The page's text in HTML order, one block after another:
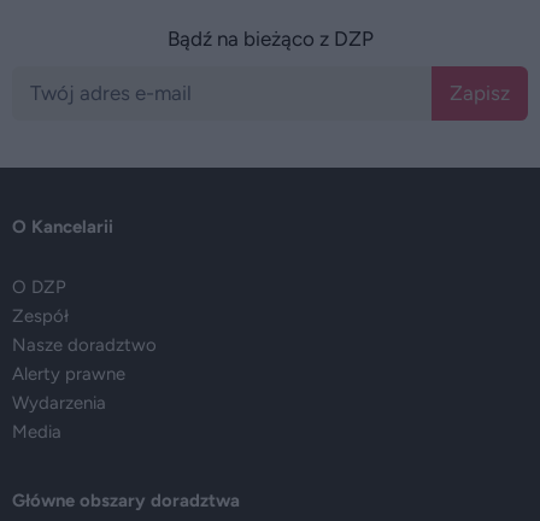
Bądź na bieżąco z DZP
Zapisz
O Kancelarii
O DZP
Zespół
Nasze doradztwo
Alerty prawne
Wydarzenia
Media
Główne obszary doradztwa